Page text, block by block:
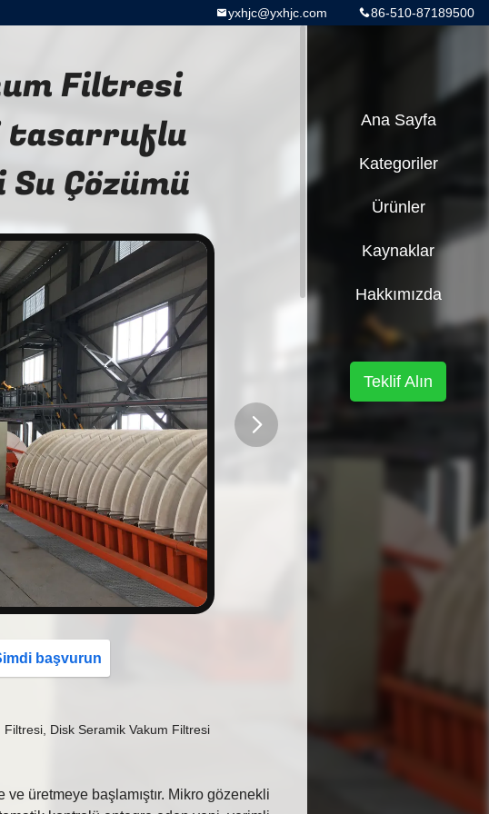
86-510-87189500
yxhjc@yxhjc.com
Filtresi
tasarruflu
Çözümü
başvurun
Disk Seramik Vakum Filtresi
üretmeye başlamıştır. Mikro gözenekli
Ana Sayfa
Kategoriler
Ürünler
Kaynaklar
Hakkımızda
Teklif Alın